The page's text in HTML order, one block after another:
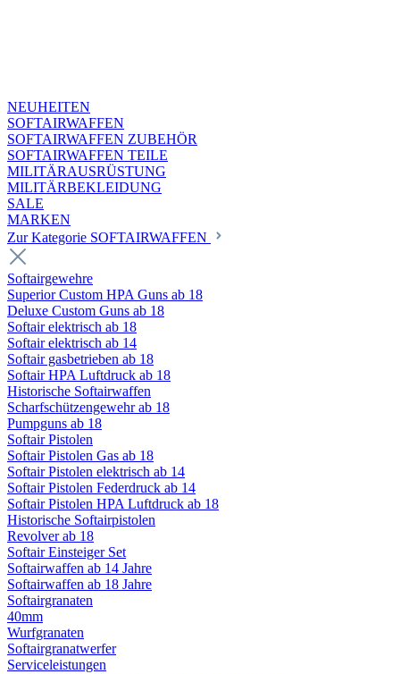
NEUHEITEN
SOFTAIRWAFFEN
SOFTAIRWAFFEN ZUBEHÖR
SOFTAIRWAFFEN TEILE
MILITÄRAUSRÜSTUNG
MILITÄRBEKLEIDUNG
SALE
MARKEN
Zur Kategorie SOFTAIRWAFFEN
Softairgewehre
Superior Custom HPA Guns ab 18
Deluxe Custom Guns ab 18
Softair elektrisch ab 18
Softair elektrisch ab 14
Softair gasbetrieben ab 18
Softair HPA Luftdruck ab 18
Historische Softairwaffen
Scharfschützengewehr ab 18
Pumpguns ab 18
Softair Pistolen
Softair Pistolen Gas ab 18
Softair Pistolen elektrisch ab 14
Softair Pistolen Federdruck ab 14
Softair Pistolen HPA Luftdruck ab 18
Historische Softairpistolen
Revolver ab 18
Softair Einsteiger Set
Softairwaffen ab 14 Jahre
Softairwaffen ab 18 Jahre
Softairgranaten
40mm
Wurfgranaten
Softairgranatwerfer
Serviceleistungen